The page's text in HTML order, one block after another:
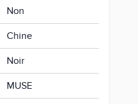
Non
Chine
Noir
MUSE